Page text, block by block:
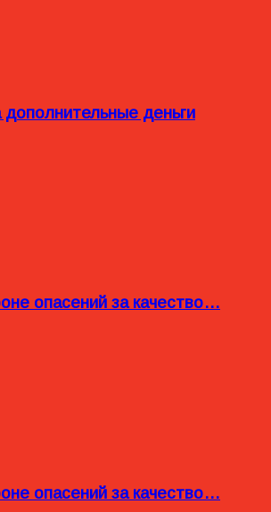
деньги
опасений за качество…
опасений за качество…